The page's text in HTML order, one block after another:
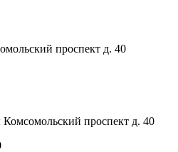
проспект д. 40
Комсомольский проспект д. 40